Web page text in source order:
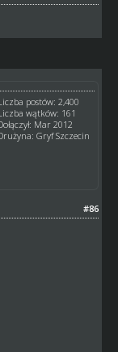
postów: 2,400
wątków: 161
Mar 2012
Gryf Szczecin
#86